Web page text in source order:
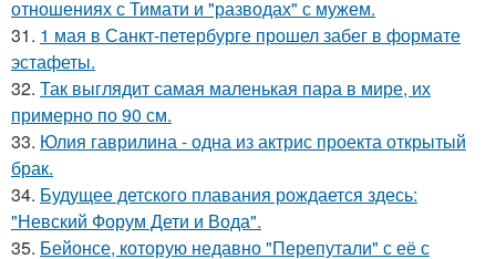
отношениях с Тимати и "разводах" с мужем.
31. 1 мая в Санкт-петербурге прошел забег в формате
эстафеты.
32. Так выглядит самая маленькая пара в мире, их
примерно по 90 см.
33. Юлия гаврилина - одна из актрис проекта открытый
брак.
34. Будущее детского плавания рождается здесь:
"Невский Форум Дети и Вода".
35. Бейонсе, которую недавно "Перепутали" с её с